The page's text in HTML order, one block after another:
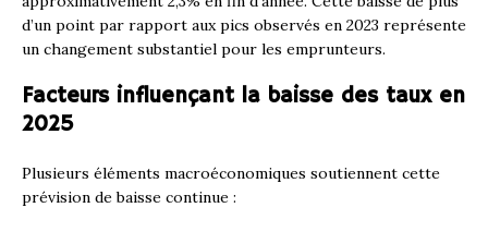
d’un point par rapport aux pics observés en 2023 représente
un changement substantiel pour les emprunteurs.
Facteurs influençant la baisse des taux en
2025
Plusieurs éléments macroéconomiques soutiennent cette
prévision de baisse continue :